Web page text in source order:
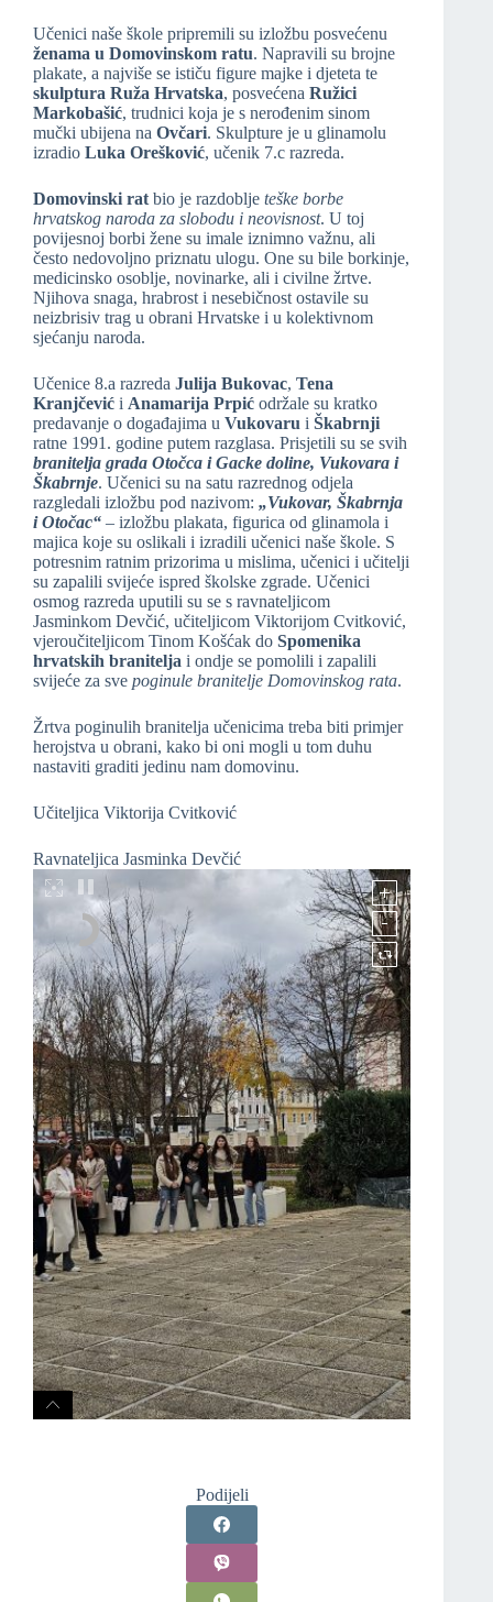
Učenici naše škole pripremili su izložbu posvećenu
ženama u Domovinskom ratu. Napravili su brojne
plakate, a najviše se ističu figure majke i djeteta te
skulptura Ruža Hrvatska, posvećena Ružici
Markobašić, trudnici koja je s nerođenim sinom
mučki ubijena na Ovčari. Skulpture je u glinamolu
izradio Luka Orešković, učenik 7.c razreda.
Domovinski rat bio je razdoblje teške borbe
hrvatskog naroda za slobodu i neovisnost. U toj
povijesnoj borbi žene su imale iznimno važnu, ali
često nedovoljno priznatu ulogu. One su bile borkinje,
medicinsko osoblje, novinarke, ali i civilne žrtve.
Njihova snaga, hrabrost i nesebičnost ostavile su
neizbrisiv trag u obrani Hrvatske i u kolektivnom
sjećanju naroda.
Učenice 8.a razreda Julija Bukovac, Tena
Kranjčević i Anamarija Prpić održale su kratko
predavanje o događajima u Vukovaru i Škabrnji
ratne 1991. godine putem razglasa. Prisjetili su se svih
branitelja grada Otočca i Gacke doline, Vukovara i
Škabrnje. Učenici su na satu razrednog odjela
razgledali izložbu pod nazivom: „Vukovar, Škabrnja
i Otočac“ – izložbu plakata, figurica od glinamola i
majica koje su oslikali i izradili učenici naše škole. S
potresnim ratnim prizorima u mislima, učenici i učitelji
su zapalili svijeće ispred školske zgrade. Učenici
osmog razreda uputili su se s ravnateljicom
Jasminkom Devčić, učiteljicom Viktorijom Cvitković,
vjeroučiteljicom Tinom Košćak do Spomenika
hrvatskih branitelja i ondje se pomolili i zapalili
svijeće za sve poginule branitelje Domovinskog rata.
Žrtva poginulih branitelja učenicima treba biti primjer
herojstva u obrani, kako bi oni mogli u tom duhu
nastaviti graditi jedinu nam domovinu.
Učiteljica Viktorija Cvitković
Ravnateljica Jasminka Devčić
Podijeli